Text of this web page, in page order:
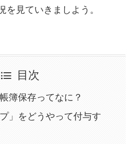
を見ていきましよう。
目次
簿保存ってなに？
」をどうやって付与す